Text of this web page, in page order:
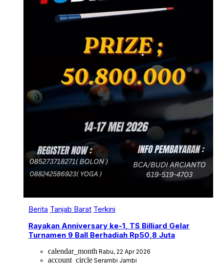
Berita Tanjab Barat Terkini
Rayakan Anniversary ke-1, TS Billiard Gelar
Turnamen 9 Ball Berhadiah Rp50,8 Juta
calendar_month Rabu, 22 Apr 2026
account_circle Serambi Jambi